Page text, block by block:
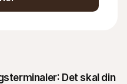
Det skal din